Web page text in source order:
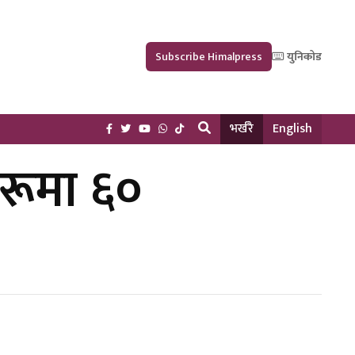
Subscribe Himalpress युनिकोड
भर्खरै English
६०